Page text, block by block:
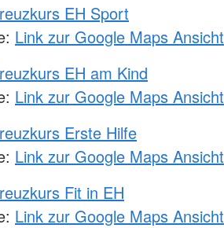
EH Sport
Link zur Google Maps Ansicht
EH am Kind
Link zur Google Maps Ansicht
Erste Hilfe
Link zur Google Maps Ansicht
Fit in EH
Link zur Google Maps Ansicht